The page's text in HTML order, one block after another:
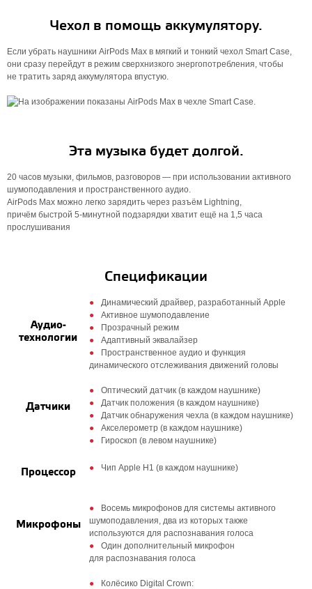
Чехол в помощь аккумулятору.
Если убрать наушники AirPods Max в мягкий и тонкий чехол Smart Case,
они сразу перейдут в режим сверхнизкого энергопотребления, чтобы
не тратить заряд аккумулятора впустую.
Эта музыка будет долгой.
20 часов музыки, фильмов, разговоров — при использовании активного
шумоподавления и пространственного аудио.
AirPods Max можно легко зарядить через разъём Lightning,
причём быстрой 5‑минутной подзарядки хватит ещё на 1,5 часа
прослушивания
Спецификации
Аудио­
технологии
Динамический драйвер, разработанный Apple
Активное шумоподавление
Прозрачный режим
Адаптивный эквалайзер
Пространственное аудио и функция
динамического отслеживания движений головы
Датчики
Оптический датчик (в каждом наушнике)
Датчик положения (в каждом наушнике)
Датчик обнаружения чехла (в каждом наушнике)
Акселерометр (в каждом наушнике)
Гироскоп (в левом наушнике)
Процессор Чип Apple H1 (в каждом наушнике)
Микрофоны
Восемь микрофонов для системы активного
шумоподавления, два из которых также
используются для распознавания голоса
Один дополнительный микрофон
для распознавания голоса
Колёсико Digital Crown: